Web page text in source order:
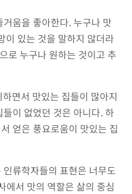
움을 좋아한다. 누구나 맛
이 있는 것을 말하지 않더라
로 누구나 원하는 것이고 추
면서 맛있는 집들이 많아지
이 없었던 것은 아니다. 하
얻은 풍요로움이 맛있는 집
류학자들의 표현은 너무도
에서 맛의 역할은 삶의 중심